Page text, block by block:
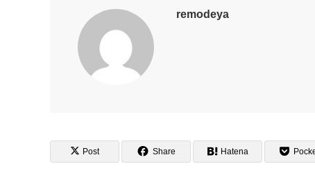
remodeya
Post Share Hatena